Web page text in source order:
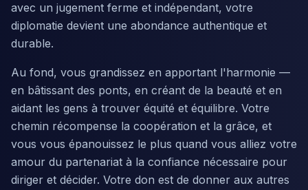
avec un jugement ferme et indépendant, votre
diplomatie devient une abondance authentique et
durable.
Au fond, vous grandissez en apportant l'harmonie —
en bâtissant des ponts, en créant de la beauté et en
aidant les gens à trouver équité et équilibre. Votre
chemin récompense la coopération et la grâce, et
vous vous épanouissez le plus quand vous alliez votre
amour du partenariat à la confiance nécessaire pour
diriger et décider. Votre don est de donner aux autres